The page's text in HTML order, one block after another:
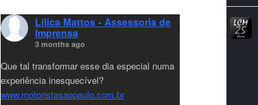
Lilica Mattos - Assessoria de
Imprensa
3 months ago
Que tal transformar esse dia especial numa
experiência inesquecível?
www.motoristasaopaulo.com.br